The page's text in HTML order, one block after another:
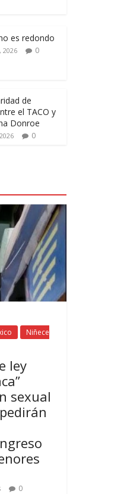
es redondo
2026 0
de
el TACO y
Donroe
0
Niñece
ley
sexual
0